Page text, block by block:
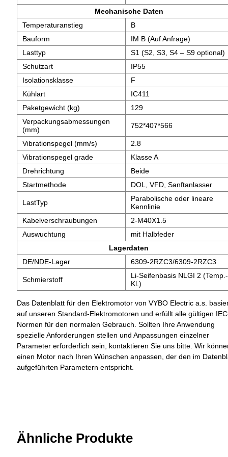
Mechanische Daten
Temperaturanstieg
B
Bauform
IM B (Auf Anfrage)
Lasttyp
S1 (S2, S3, S4 – S9 optional)
Schutzart
IP55
Isolationsklasse
F
Kühlart
IC411
Paketgewicht (kg)
129
Verpackungsabmessungen
(mm)
752*407*566
Vibrationspegel (mm/s)
2.8
Vibrationspegel grade
Klasse A
Drehrichtung
Beide
Startmethode
DOL, VFD, Sanftanlasser
LastTyp
Parabolische oder lineare
Kennlinie
Kabelverschraubungen
2-M40X1.5
Auswuchtung
mit Halbfeder
Lagerdaten
DE/NDE-Lager
6309-2RZC3/6309-2RZC3
Schmierstoff
Li-Seifenbasis NLGI 2 (Temp.-
Kl.)
Das Datenblatt für den Elektromotor von VYBO Electric a.s.
auf unseren Standard-Elektromotoren und erfüllt alle gültigen
Normen für den normalen Gebrauch. Sollten Ihre Anwendung
spezielle Anforderungen stellen und Anpassungen einzelner
Parameter erforderlich sein, kontaktieren Sie uns bitte. Wir
einen Motor nach Ihren Wünschen anpassen, der den im
aufgeführten Parametern entspricht.
Ähnliche Produkte